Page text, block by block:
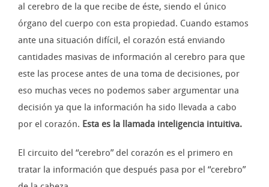
al cerebro de la que recibe de éste, siendo el único
órgano del cuerpo con esta propiedad. Cuando estamos
ante una situación difícil, el corazón está enviando
cantidades masivas de información al cerebro para que
este las procese antes de una toma de decisiones, por
eso muchas veces no podemos saber argumentar una
decisión ya que la información ha sido llevada a cabo
por el corazón. Esta es la llamada inteligencia intuitiva.
El circuito del “cerebro” del corazón es el primero en
tratar la información que después pasa por el “cerebro”